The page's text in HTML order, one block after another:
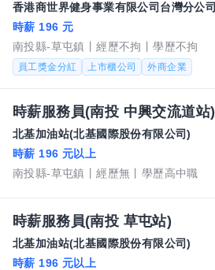
香港商世界健身事業有限公司台灣分公司
時薪 196 元
南投縣-草屯鎮
經歷不拘 學歷不拘
員工獎金分紅 上市櫃公司 外商企業
時薪服務員(南投 中興交流道站)
北基加油站(北基國際股份有限公司)
時薪 196 元以上
南投縣-草屯鎮
經歷無 學歷高中職
時薪服務員(南投 草屯站)
北基加油站(北基國際股份有限公司)
時薪 196 元以上